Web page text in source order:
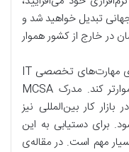
جهانی تبدیل خواهید شد و
در خارج از کشور هموار
فکر می‌کنید، یادگیری مهارت‌های تخصصی IT
می‌تواند مسیر شما را هموارتر کند. مدرک MCSA
بازار کار بین‌المللی نیز
برای دستیابی به این
مهم است. در مقاله‌ی